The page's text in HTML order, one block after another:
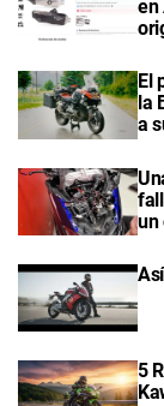
en
El
la
a
un
5